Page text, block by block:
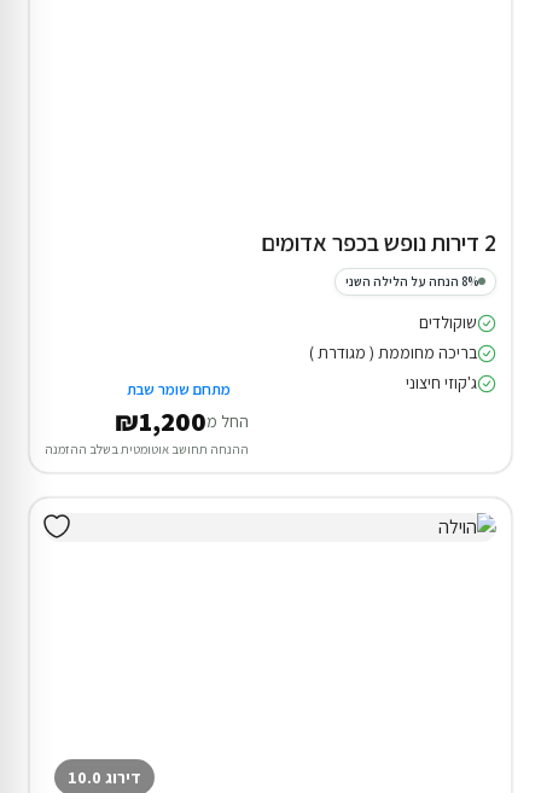
2 דירות נופש בכפר אדומים
8% הנחה על הלילה השני
שוקולדים
בריכה מחוממת ( מגודרת )
ג'קוזי חיצוני
מתחם שומר שבת
החל מ₪1,200
ההנחה תחושב אוטומטית בשלב ההזמנה
דירוג 10.0